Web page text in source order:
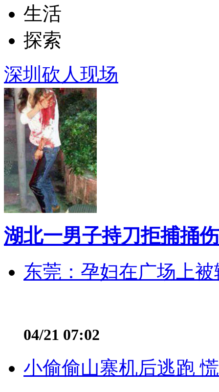
生活
探索
深圳砍人现场
湖北一男子持刀拒捕捅
东莞：孕妇在广场上
04/21 07:02
小偷偷山寨机后逃跑